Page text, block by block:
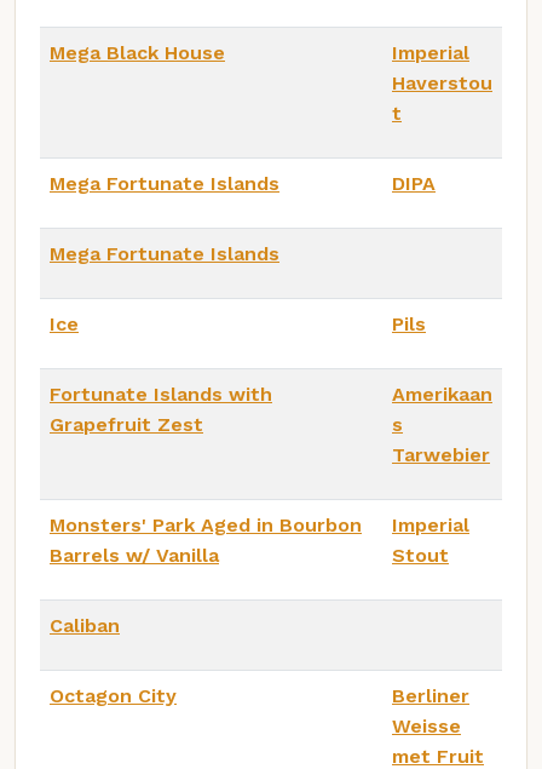
Mega Black House
Imperial
Haverstou
t
Mega Fortunate Islands DIPA
Mega Fortunate Islands
Ice Pils
Fortunate Islands with
Grapefruit Zest
Amerikaan
s
Tarwebier
Monsters' Park Aged in Bourbon
Barrels w/ Vanilla
Imperial
Stout
Caliban
Octagon City
Berliner
Weisse
met Fruit